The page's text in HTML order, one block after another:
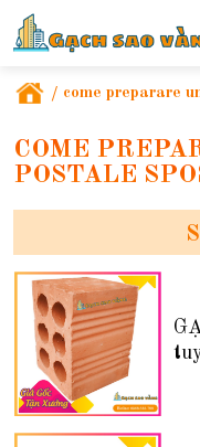
/ come preparare
COME
POSTALE